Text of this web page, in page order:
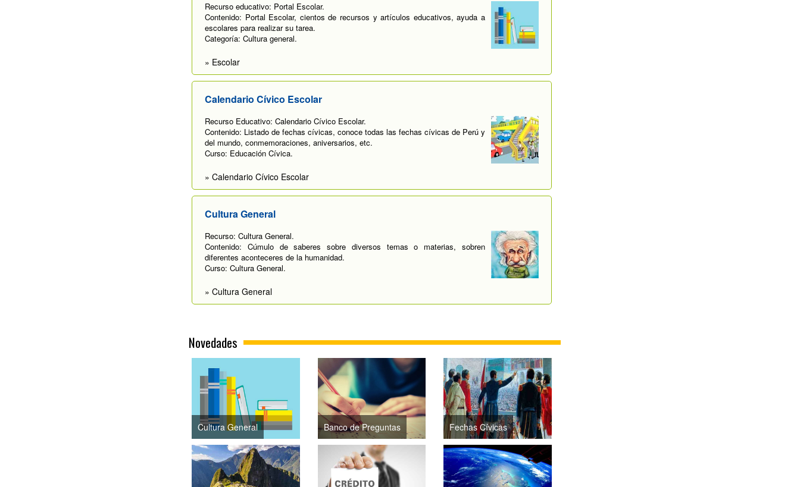
Recurso educativo: Portal Escolar.
Contenido: Portal Escolar, cientos de recursos y artículos educativos, ayuda a
escolares para realizar su tarea.
Categoría: Cultura general.
» Escolar
Calendario Cívico Escolar
Recurso Educativo: Calendario Cívico Escolar.
Contenido: Listado de fechas cívicas, conoce todas las fechas cívicas de Perú y
del mundo, conmemoraciones, aniversarios, etc.
Curso: Educación Cívica.
» Calendario Cívico Escolar
Cultura General
Recurso: Cultura General.
Contenido: Cúmulo de saberes sobre diversos temas o materias, sobren
diferentes aconteceres de la humanidad.
Curso: Cultura General.
» Cultura General
Novedades
Cultura General Banco de Preguntas Fechas Cívicas